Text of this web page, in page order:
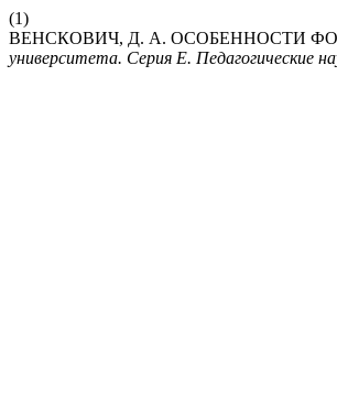
(1)
ВЕНСКОВИЧ, Д. А. ОСОБЕННОСТИ
университета. Серия E. Педагогические